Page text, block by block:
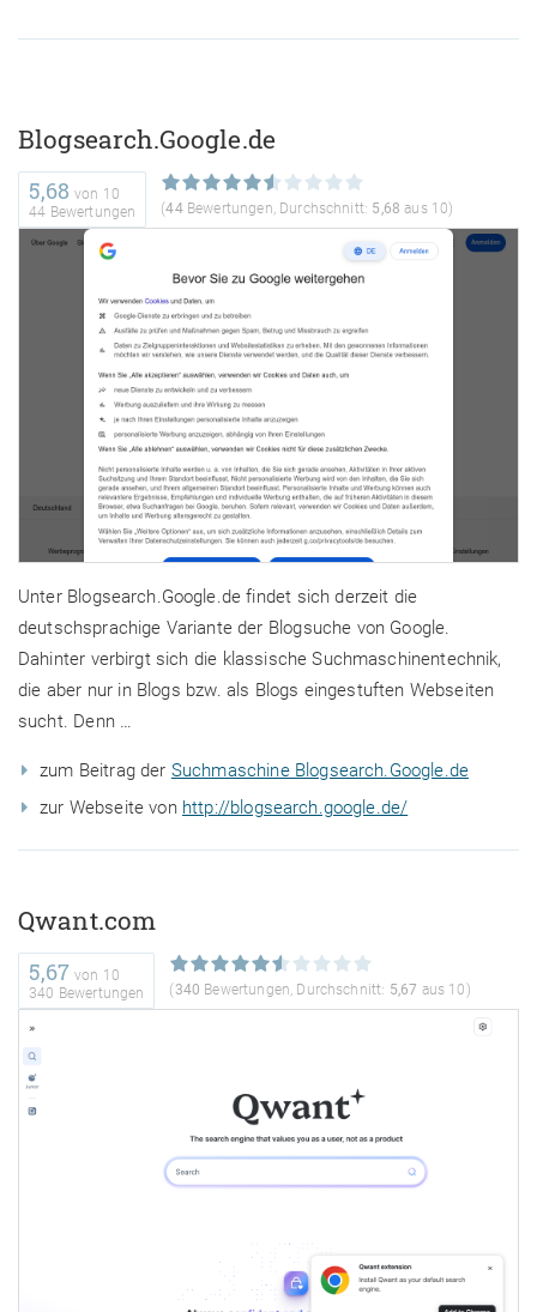
Blogsearch.Google.de
5,68 von 10
44 Bewertungen
(44Bewertungen, Durchschnitt: 5,68 aus 10)
Unter Blogsearch.Google.de findet sich derzeit die
deutschsprachige Variante der Blogsuche von Google.
Dahinter verbirgt sich die klassische Suchmaschinentechnik,
die aber nur in Blogs bzw. als Blogs eingestuften Webseiten
sucht. Denn …
zum Beitrag der Suchmaschine Blogsearch.Google.de
zur Webseite von http://blogsearch.google.de/
Qwant.com
5,67 von 10
340 Bewertungen
( 340 Bewertungen, Durchschnitt: 5,67 aus 10)